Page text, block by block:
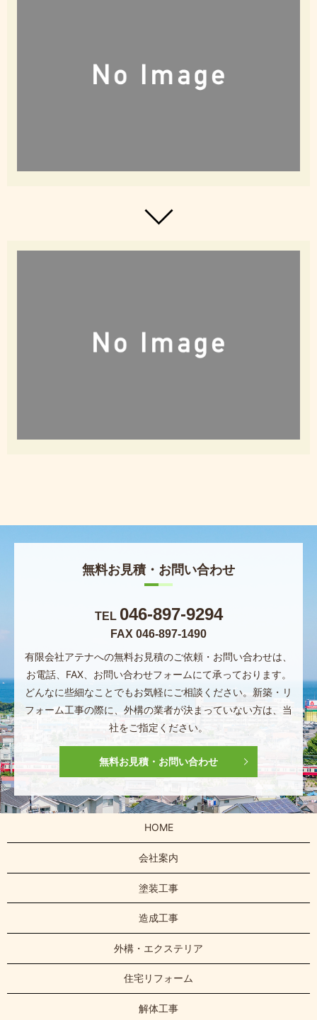
無料お見積・お問い合わせ
TEL 046-897-9294
FAX 046-897-1490
有限会社アテナへの無料お見積のご依頼・お問い合わせは、
お電話、FAX、お問い合わせフォームにて承っております。
どんなに些細なことでもお気軽にご相談ください。 新築・リ
フォーム工事の際に、 外構の業者が決まっていない方は、 当
社をご指定ください。
無料お見積・お問い合わせ
HOME
会社案内
塗装工事
造成工事
外構・エクステリア
住宅リフォーム
解体工事